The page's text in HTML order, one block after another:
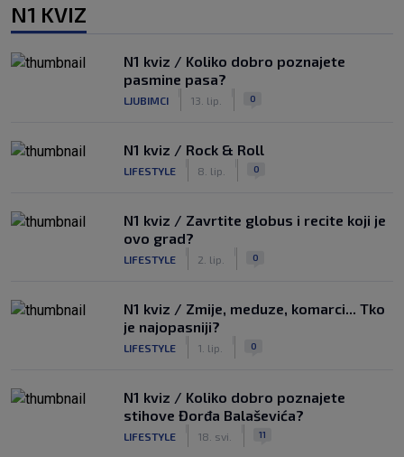
N1 KVIZ
N1 kviz / Koliko dobro poznajete
pasmine pasa?
LJUBIMCI 13. lip. 0
N1 kviz / Rock & Roll
LIFESTYLE 8. lip. 0
N1 kviz / Zavrtite globus i recite koji je
ovo grad?
LIFESTYLE 2. lip. 0
N1 kviz / Zmije, meduze, komarci... Tko
je najopasniji?
LIFESTYLE 1. lip. 0
N1 kviz / Koliko dobro poznajete
stihove Đorđa Balaševića?
LIFESTYLE 18. svi. 11